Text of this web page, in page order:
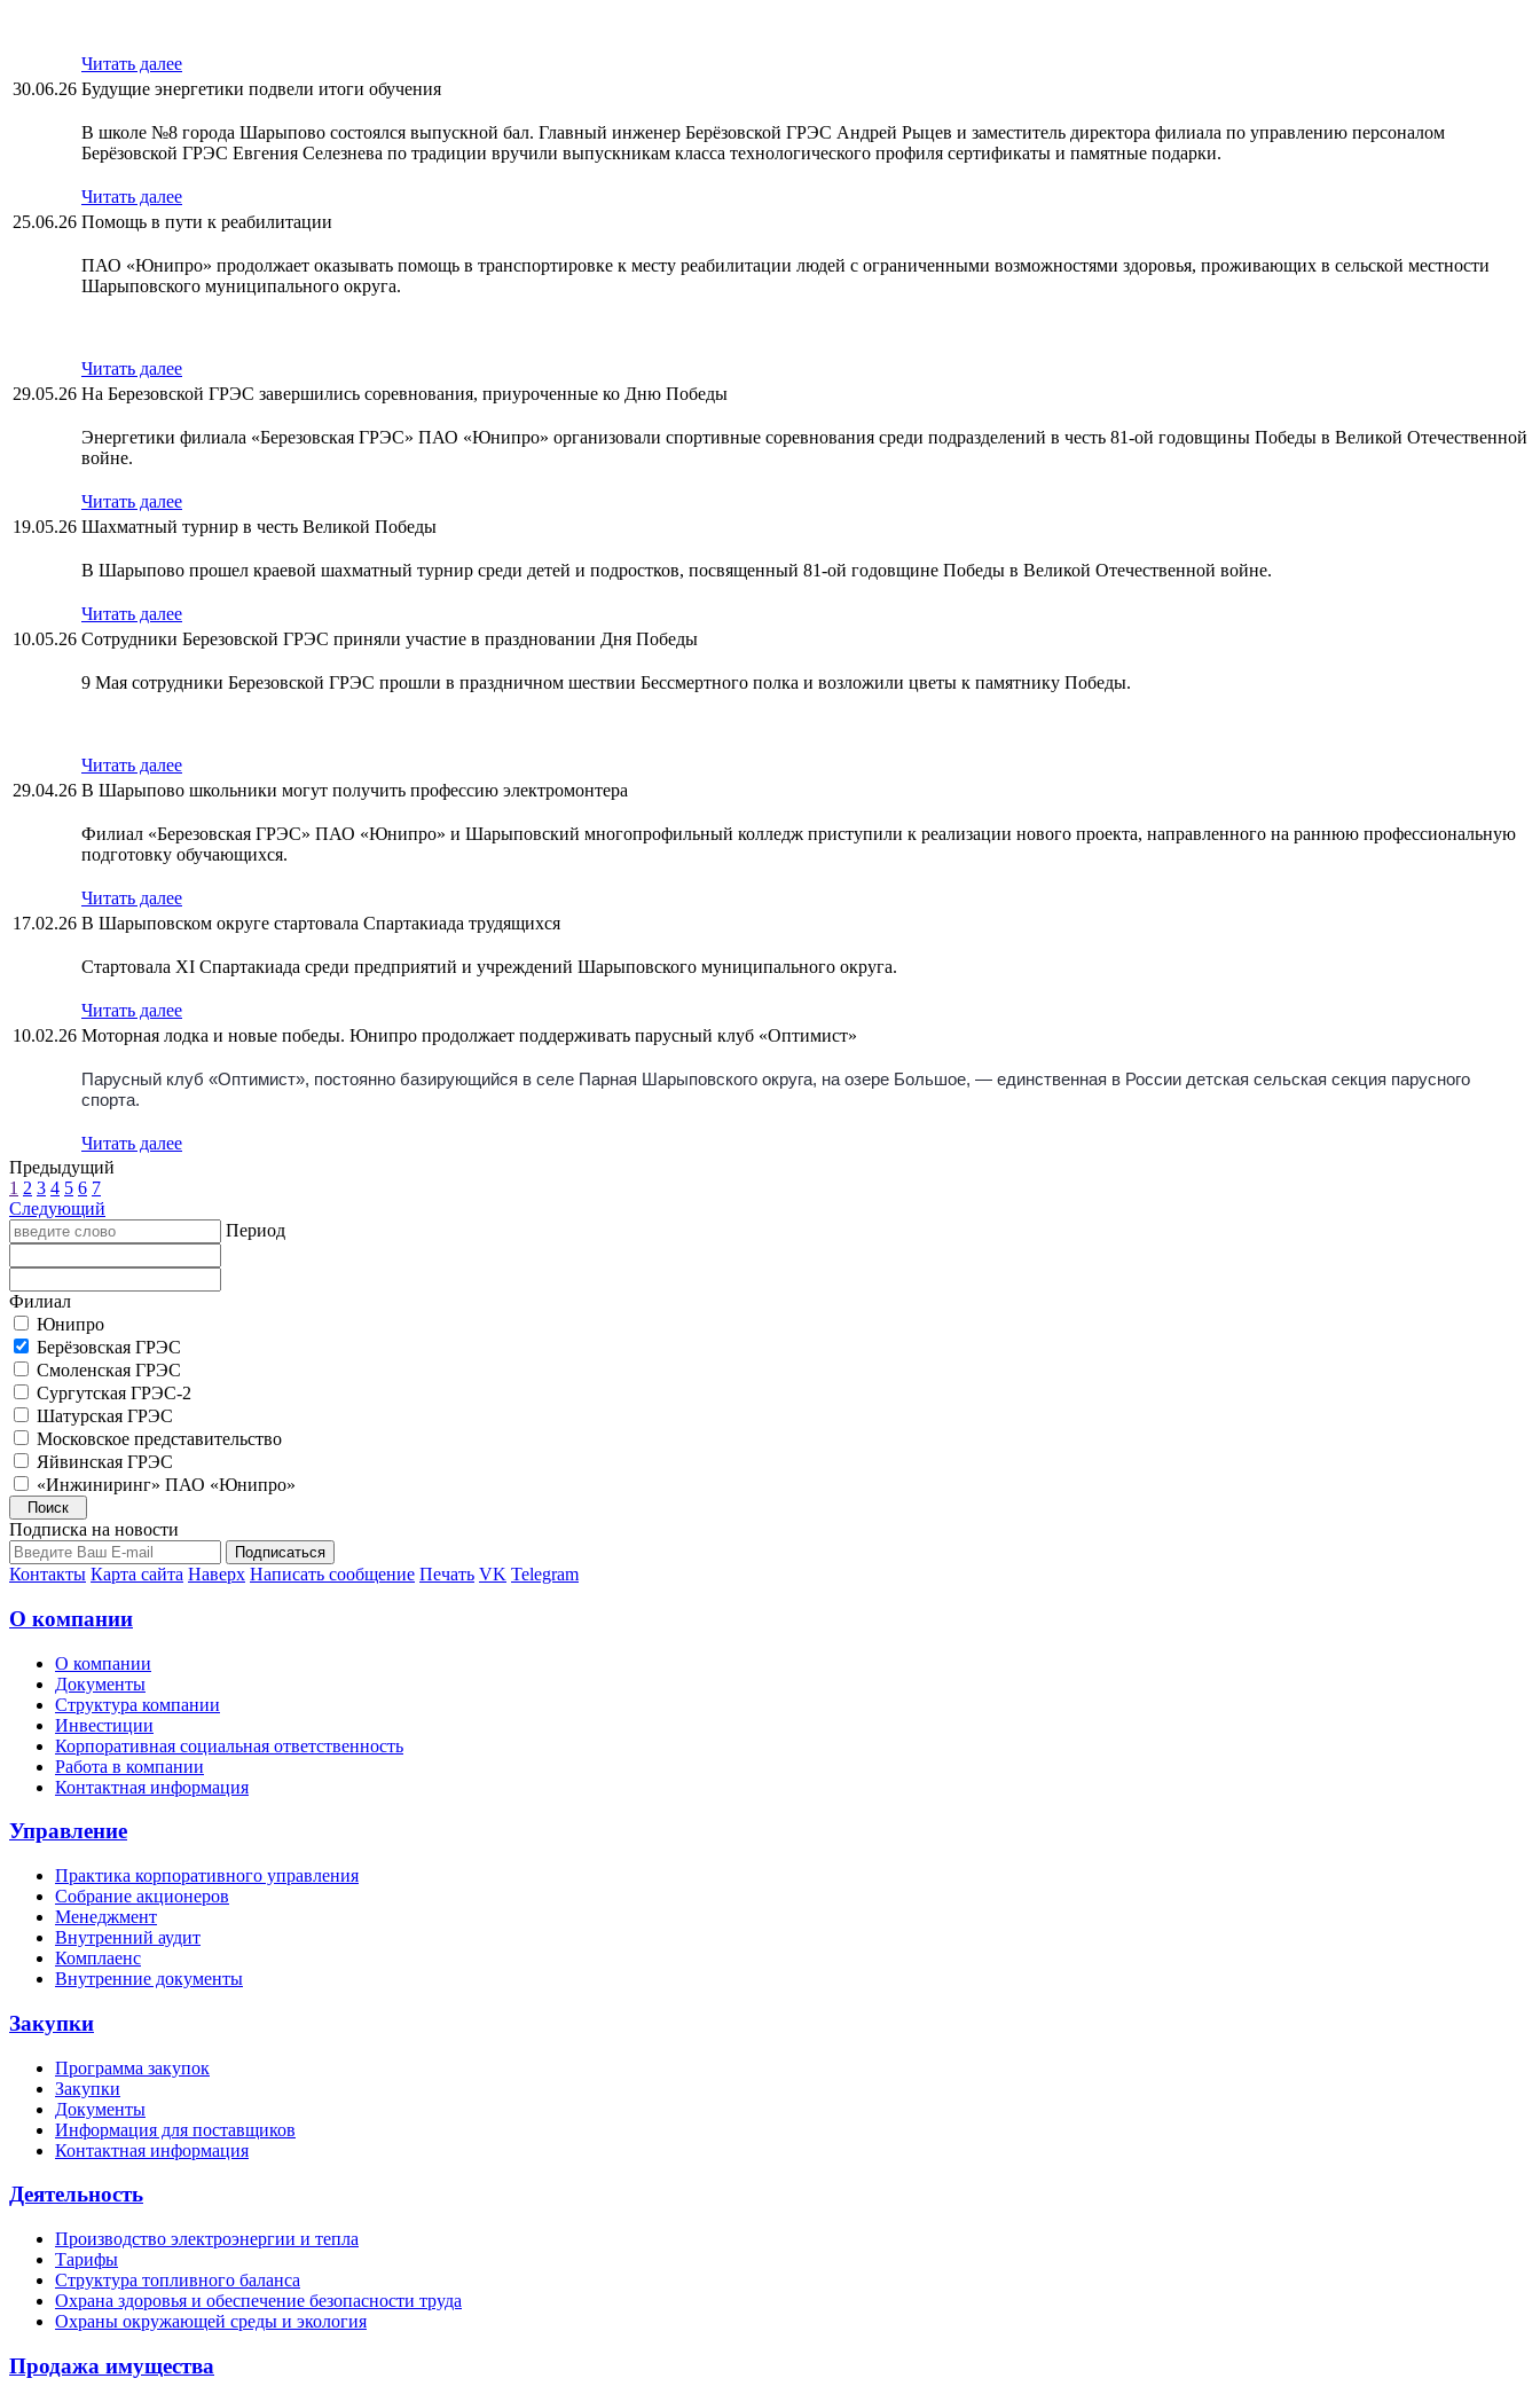
Читать далее
30.06.26 Будущие энергетики подвели итоги обучения
В школе №8 города Шарыпово состоялся выпускной бал. Главный инженер Берёзовской ГРЭС Андрей Рыцев и заместитель директора филиала по управлению персоналом
Берёзовской ГРЭС Евгения Селезнева по традиции вручили выпускникам класса технологического профиля сертификаты и памятные подарки.
Читать далее
25.06.26 Помощь в пути к реабилитации
ПАО «Юнипро» продолжает оказывать помощь в транспортировке к месту реабилитации людей с ограниченными возможностями здоровья, проживающих в сельской местности
Шарыповского муниципального округа.
Читать далее
29.05.26 На Березовской ГРЭС завершились соревнования, приуроченные ко Дню Победы
Энергетики филиала «Березовская ГРЭС» ПАО «Юнипро» организовали спортивные соревнования среди подразделений в честь 81-ой годовщины Победы в Великой Отечественной
войне.
Читать далее
19.05.26 Шахматный турнир в честь Великой Победы
В Шарыпово прошел краевой шахматный турнир среди детей и подростков, посвященный 81-ой годовщине Победы в Великой Отечественной войне.
Читать далее
10.05.26 Сотрудники Березовской ГРЭС приняли участие в праздновании Дня Победы
9 Мая сотрудники Березовской ГРЭС прошли в праздничном шествии Бессмертного полка и возложили цветы к памятнику Победы.
Читать далее
29.04.26 В Шарыпово школьники могут получить профессию электромонтера
Филиал «Березовская ГРЭС» ПАО «Юнипро» и Шарыповский многопрофильный колледж приступили к реализации нового проекта, направленного на раннюю профессиональную
подготовку обучающихся.
Читать далее
17.02.26 В Шарыповском округе стартовала Спартакиада трудящихся
Стартовала XI Спартакиада среди предприятий и учреждений Шарыповского муниципального округа.
Читать далее
10.02.26 Моторная лодка и новые победы. Юнипро продолжает поддерживать парусный клуб «Оптимист»
Парусный клуб «Оптимист», постоянно базирующийся в селе Парная Шарыповского округа, на озере Большое, — единственная в России детская сельская секция парусного
спорта.
Читать далее
Предыдущий
1 2 3 4 5 6 7
Следующий
Период
Филиал
Юнипро
Берёзовская ГРЭС
Смоленская ГРЭС
Сургутская ГРЭС-2
Шатурская ГРЭС
Московское представительство
Яйвинская ГРЭС
«Инжиниринг» ПАО «Юнипро»
Подписка на новости
Контакты Карта сайта Наверх Написать сообщение Печать VK Telegram
О компании
О компании
Документы
Структура компании
Инвестиции
Корпоративная социальная ответственность
Работа в компании
Контактная информация
Управление
Практика корпоративного управления
Собрание акционеров
Менеджмент
Внутренний аудит
Комплаенс
Внутренние документы
Закупки
Программа закупок
Закупки
Документы
Информация для поставщиков
Контактная информация
Деятельность
Производство электроэнергии и тепла
Тарифы
Структура топливного баланса
Охрана здоровья и обеспечение безопасности труда
Охраны окружающей среды и экология
Продажа имущества